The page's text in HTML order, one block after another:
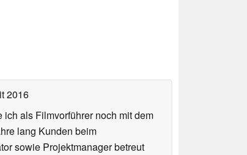
2016
als Filmvorführer noch mit dem
lang Kunden beim
sowie Projektmanager betreut